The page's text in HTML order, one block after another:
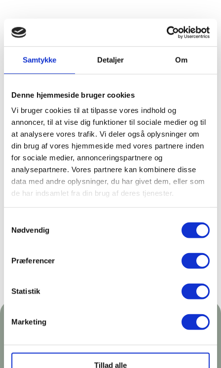
Samtykke Detaljer Om
Denne hjemmeside bruger cookies
Vi bruger cookies til at tilpasse vores indhold og
annoncer, til at vise dig funktioner til sociale medier og til
at analysere vores trafik. Vi deler også oplysninger om
din brug af vores hjemmeside med vores partnere inden
for sociale medier, annonceringspartnere og
analysepartnere. Vores partnere kan kombinere disse
data med andre oplysninger, du har givet dem, eller som
de har indsamlet fra din brug af deres tjenester.
Nødvendig
Præferencer
Statistik
Marketing
Tillad alle